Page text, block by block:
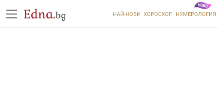
Edna.bg НАЙ-НОВИ ХОРОСКОП НУМЕРОЛОГИЯ